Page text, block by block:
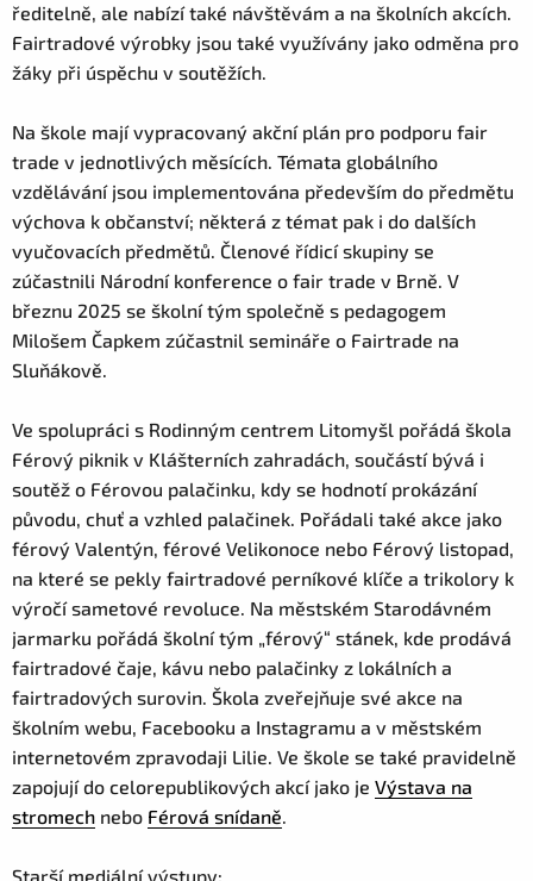
ředitelně, ale nabízí také návštěvám a na školních akcích.
Fairtradové výrobky jsou také využívány jako odměna pro
žáky při úspěchu v soutěžích.
Na škole mají vypracovaný akční plán pro podporu fair
trade v jednotlivých měsících. Témata globálního
vzdělávání jsou implementována především do předmětu
výchova k občanství; některá z témat pak i do dalších
vyučovacích předmětů. Členové řídicí skupiny se
zúčastnili Národní konference o fair trade v Brně. V
březnu 2025 se školní tým společně s pedagogem
Milošem Čapkem zúčastnil semináře o Fairtrade na
Sluňákově.
Ve spolupráci s Rodinným centrem Litomyšl pořádá škola
Férový piknik v Klášterních zahradách, součástí bývá i
soutěž o Férovou palačinku, kdy se hodnotí prokázání
původu, chuť a vzhled palačinek. Pořádali také akce jako
férový Valentýn, férové Velikonoce nebo Férový listopad,
na které se pekly fairtradové perníkové klíče a trikolory k
výročí sametové revoluce. Na městském Starodávném
jarmarku pořádá školní tým „férový“ stánek, kde prodává
fairtradové čaje, kávu nebo palačinky z lokálních a
fairtradových surovin. Škola zveřejňuje své akce na
školním webu, Facebooku a Instagramu a v městském
internetovém zpravodaji Lilie. Ve škole se také pravidelně
zapojují do celorepublikových akcí jako je Výstava na
stromech nebo Férová snídaně.
Starší mediální výstupy: